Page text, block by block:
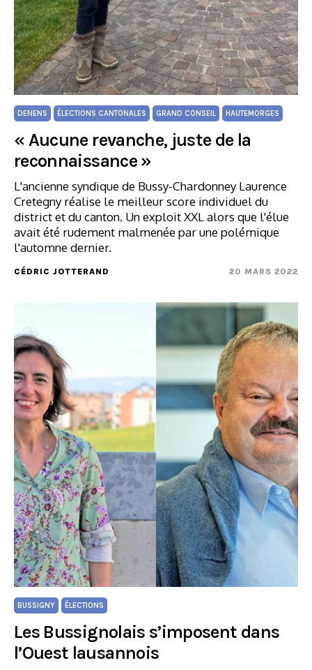
DENENS ÉLECTIONS CANTONALES GRAND CONSEIL HAUTEMORGES
« Aucune revanche, juste de la
reconnaissance »
L'ancienne syndique de Bussy-Chardonney Laurence
Cretegny réalise le meilleur score individuel du
district et du canton. Un exploit XXL alors que l'élue
avait été rudement malmenée par une polémique
l'automne dernier.
CÉDRIC JOTTERAND 20 MARS 2022
BUSSIGNY ÉLECTIONS
Les Bussignolais s’imposent dans
l’Ouest lausannois